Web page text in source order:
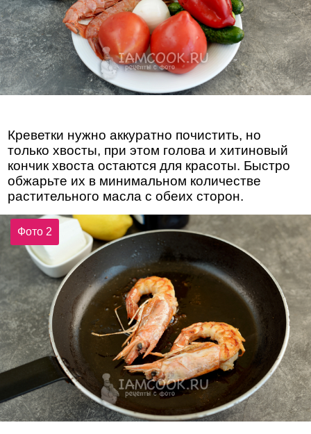
Креветки нужно аккуратно почистить, но
только хвосты, при этом голова и хитиновый
кончик хвоста остаются для красоты. Быстро
обжарьте их в минимальном количестве
растительного масла с обеих сторон.
Фото 2